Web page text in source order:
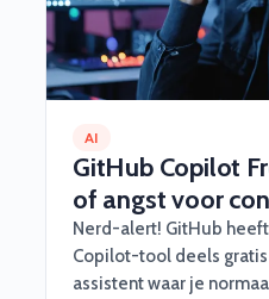
AI
GitHub Copilot
of angst voor
Nerd-alert! GitHub
Copilot-tool deels
assistent waar je